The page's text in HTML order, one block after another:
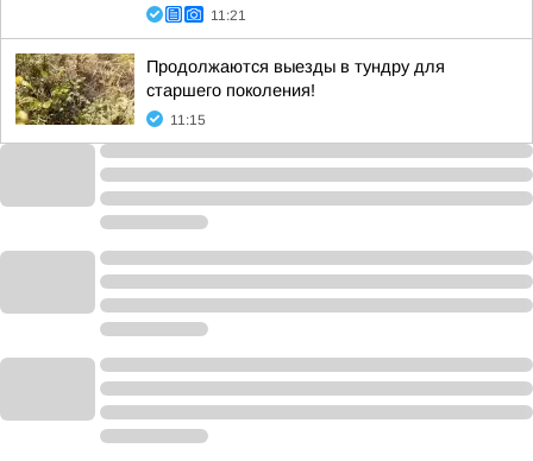
11:21
Продолжаются выезды в тундру для
старшего поколения!
11:15